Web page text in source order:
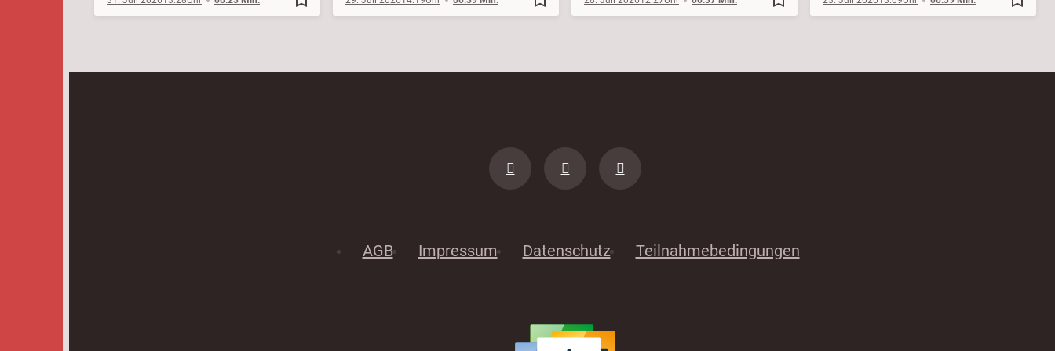
AGB Impressum Datenschutz Teilnahmebedingungen